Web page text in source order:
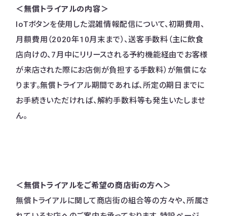
＜無償トライアルの内容＞
IoTボタンを使用した混雑情報配信について、初期費用、
月額費用（2020年10月末まで）、送客手数料（主に飲食
店向けの、7月中にリリースされる予約機能経由でお客様
が来店された際にお店側が負担する手数料）が無償にな
ります。無償トライアル期間であれば、所定の期日までに
お手続きいただければ、解約手数料等も発生いたしませ
ん。
＜無償トライアルをご希望の商店街の方へ＞
無償トライアルに関して商店街の組合等の方々や、所属さ